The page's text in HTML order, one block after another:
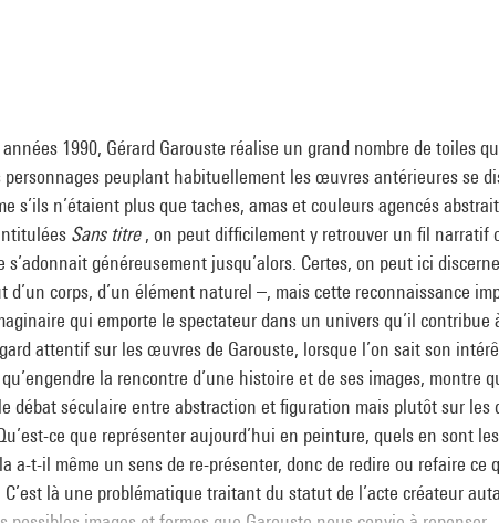
1990, Gérard Garouste réalise un grand nombre de toiles
peuplant habituellement les œuvres antérieures se
s’ils n’étaient plus que taches, amas et couleurs agencés
Sans titre, on peut difficilement y retrouver un fil narratif
s’adonnait généreusement jusqu’alors. Certes, on peut ici
d’un corps, d’un élément naturel –, mais cette reconnaissance
qui emporte le spectateur dans un univers qu’il contribue
attentif sur les œuvres de Garouste, lorsque l’on sait son
la rencontre d’une histoire et de ses images, montre
débat séculaire entre abstraction et figuration mais plutôt sur les
ce que représenter aujourd’hui en peinture, quels en sont
a-t-il même un sens de re-présenter, donc de redire ou refaire ce
C’est là une problématique traitant du statut de l’acte créateur